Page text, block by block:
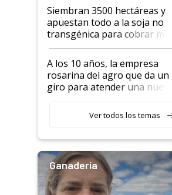
Siembran 3500 hectáreas y
apuestan todo a la soja no
transgénica para cobrar más
por tonelada: compraron un
semillero
A los 10 años, la empresa
rosarina del agro que da un
giro para atender una nueva
Ver todos los temas
Ganadería